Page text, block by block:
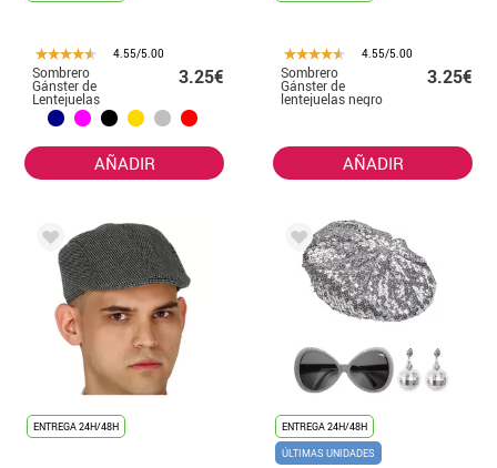
4.55/5.00
Sombrero
Gánster de
Lentejuelas
Infantil en varios
colores
3.25€
AÑADIR
4.55/5.00
Sombrero
Gánster de
lentejuelas negro
con banda
3.25€
AÑADIR
ENTREGA 24H/48H
ENTREGA 24H/48H
ÚLTIMAS UNIDADES